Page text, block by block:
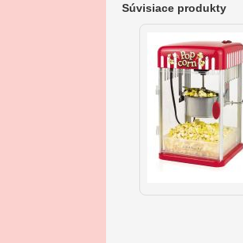
Súvisiace produkty